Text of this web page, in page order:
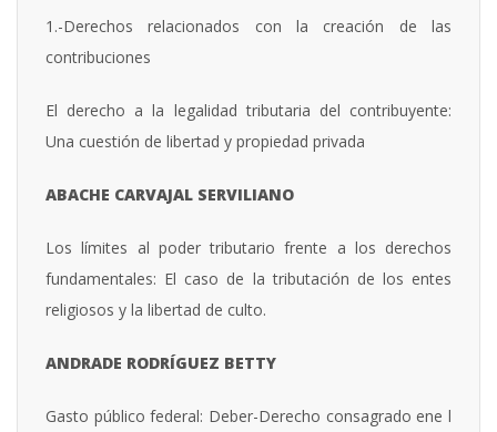
1.-Derechos relacionados con la creación de las
contribuciones
El derecho a la legalidad tributaria del contribuyente:
Una cuestión de libertad y propiedad privada
ABACHE CARVAJAL SERVILIANO
Los límites al poder tributario frente a los derechos
fundamentales: El caso de la tributación de los entes
religiosos y la libertad de culto.
ANDRADE RODRÍGUEZ BETTY
Gasto público federal: Deber-Derecho consagrado ene l